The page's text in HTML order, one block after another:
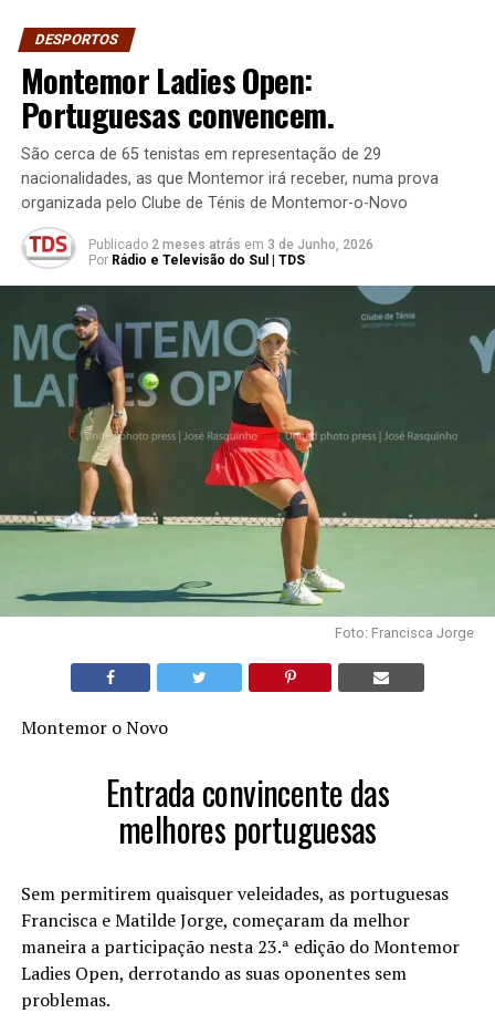
DESPORTOS
Montemor Ladies Open:
Portuguesas convencem.
São cerca de 65 tenistas em representação de 29
nacionalidades, as que Montemor irá receber, numa prova
organizada pelo Clube de Ténis de Montemor-o-Novo
Publicado 2 meses atrás em 3 de Junho, 2026
Por Rádio e Televisão do Sul | TDS
Foto: Francisca Jorge
Montemor o Novo
Entrada convincente das
melhores portuguesas
Sem permitirem quaisquer veleidades, as portuguesas
Francisca e Matilde Jorge, começaram da melhor
maneira a participação nesta 23.ª edição do Montemor
Ladies Open, derrotando as suas oponentes sem
problemas.